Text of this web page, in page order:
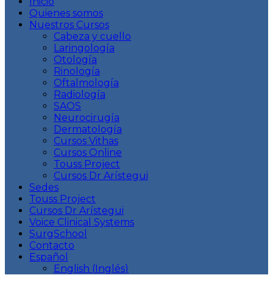
Quienes somos
Nuestros Cursos
Cabeza y cuello
Laringología
Otología
Rinología
Oftalmología
Radiología
SAOS
Neurocirugía
Dermatología
Cursos Vithas
Cursos Online
Touss Project
Cursos Dr Arístegui
Sedes
Touss Project
Cursos Dr Arístegui
Voice Clinical Systems
SurgSchool
Contacto
Español
English ( Inglés)